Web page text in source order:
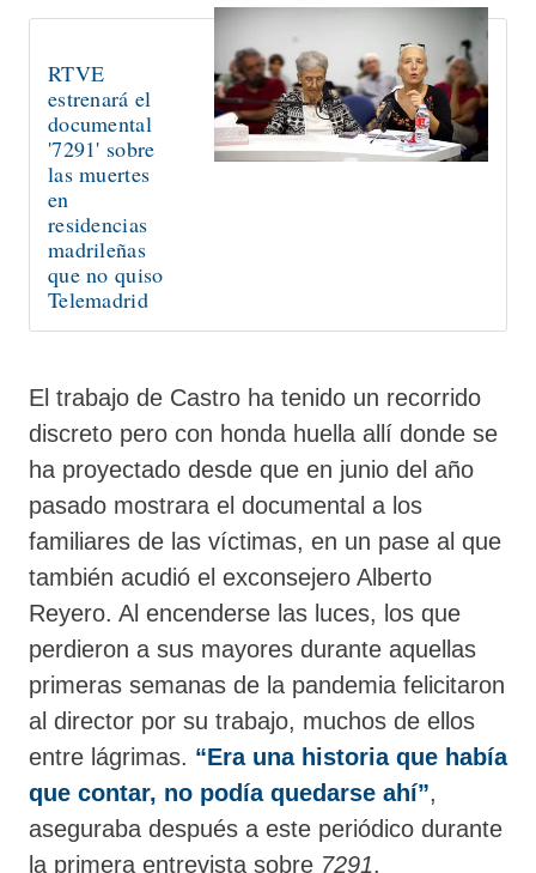
RTVE
estrenará el
documental
'7291' sobre
las muertes
en
residencias
madrileñas
que no quiso
Telemadrid
El trabajo de Castro ha tenido un recorrido
discreto pero con honda huella allí donde se
ha proyectado desde que en junio del año
pasado mostrara el documental a los
familiares de las víctimas, en un pase al que
también acudió el exconsejero Alberto
Reyero. Al encenderse las luces, los que
perdieron a sus mayores durante aquellas
primeras semanas de la pandemia felicitaron
al director por su trabajo, muchos de ellos
entre lágrimas. “Era una historia que había
que contar, no podía quedarse ahí”,
aseguraba después a este periódico durante
la primera entrevista sobre 7291.